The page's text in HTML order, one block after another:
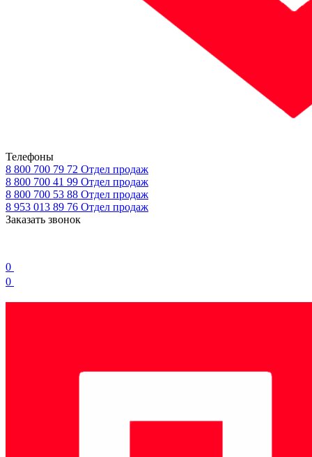
Телефоны
8 800 700 79 72 Отдел продаж
8 800 700 41 99 Отдел продаж
8 800 700 53 88 Отдел продаж
8 953 013 89 76 Отдел продаж
Заказать звонок
0
0